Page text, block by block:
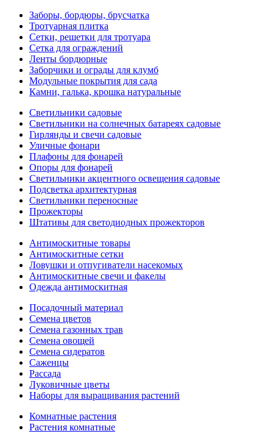
Заборы, бордюры, брусчатка
Тротуарная плитка
Сетки, решетки для тротуара
Сетка для ограждений
Ленты бордюрные
Заборчики и ограды для клумб
Модульные покрытия для сада
Камни, галька, крошка натуральные
Светильники садовые
Светильники на солнечных батареях садовые
Гирлянды и свечи садовые
Уличные фонари
Плафоны для фонарей
Опоры для фонарей
Светильники акцентного освещения садовые
Подсветка архитектурная
Светильники переносные
Прожекторы
Штативы для светодиодных прожекторов
Антимоскитные товары
Антимоскитные сетки
Ловушки и отпугиватели насекомых
Антимоскитные свечи и факелы
Одежда антимоскитная
Посадочный материал
Семена цветов
Семена газонных трав
Семена овощей
Семена сидератов
Саженцы
Рассада
Луковичные цветы
Наборы для выращивания растений
Комнатные растения
Растения комнатные